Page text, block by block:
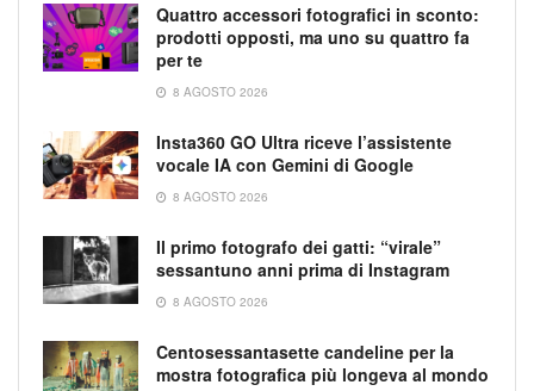
Quattro accessori fotografici in sconto:
prodotti opposti, ma uno su quattro fa
per te
8 AGOSTO 2026
Insta360 GO Ultra riceve l’assistente
vocale IA con Gemini di Google
8 AGOSTO 2026
Il primo fotografo dei gatti: “virale”
sessantuno anni prima di Instagram
8 AGOSTO 2026
Centosessantasette candeline per la
mostra fotografica più longeva al mondo